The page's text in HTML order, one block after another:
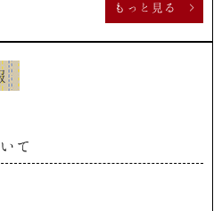
もっと見る >
て